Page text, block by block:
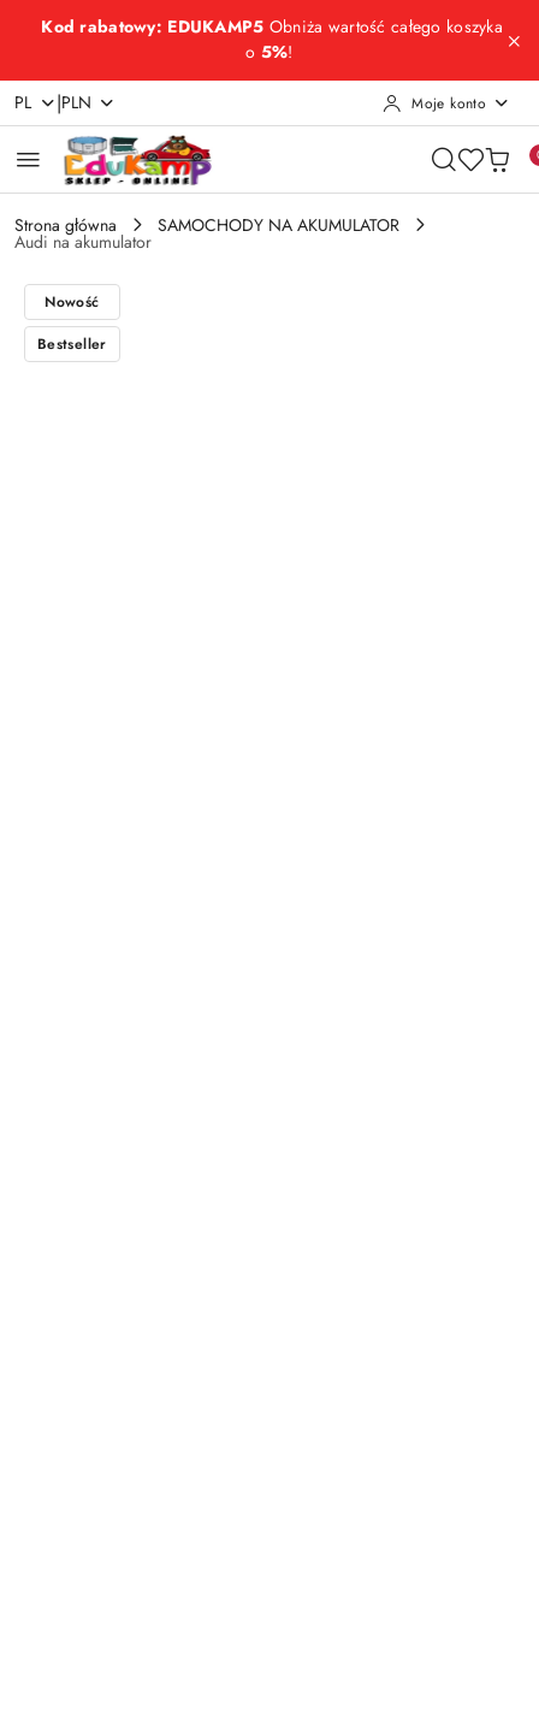
Przejdź do treści głównej
Przejdź do wyszukiwarki
Przejdź do moje konto
Przejdź do menu głównego
Przejdź do opisu produktu
Przejdź do stopki
Kod rabatowy: EDUKAMP5 Obniża wartość całego koszyka
o 5%!
PL |PLN Moje konto
Strona główna SAMOCHODY NA AKUMULATOR
Audi na akumulator
Nowość
Bestseller